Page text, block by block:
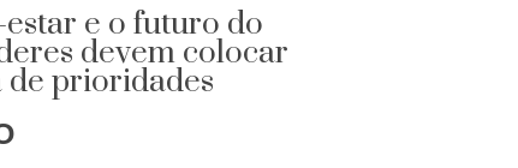
e o futuro do
devem colocar
de prioridades